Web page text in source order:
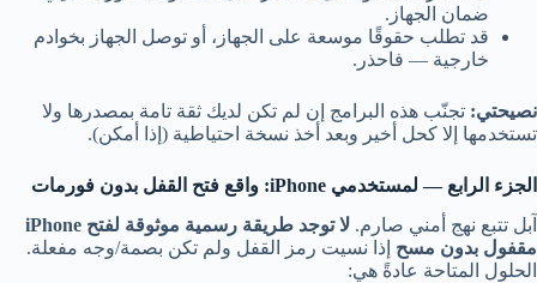
ضمان الجهاز.
قد تطلب حقوقًا موسعة على الجهاز، أو توصل الجهاز بخوادم
خارجية — فاحذر.
نصيحتي: تجنّب هذه البرامج إن لم تكن لديك ثقة تامة بمصدرها ولا
تستخدمها إلا كحل أخير وبعد أخذ نسخة احتياطية (إذا أمكن).
الجزء الرابع — لمستخدمي iPhone: واقع فتح القفل بدون فورمات
آبل تتبع نهج أمني صارم.
لا توجد طريقة رسمية موثوقة لفتح iPhone
مقفول بدون مسح إذا نسيت رمز القفل ولم تكن بصمة/وجه مفعلة.
الحلول المتاحة عادةً هي: